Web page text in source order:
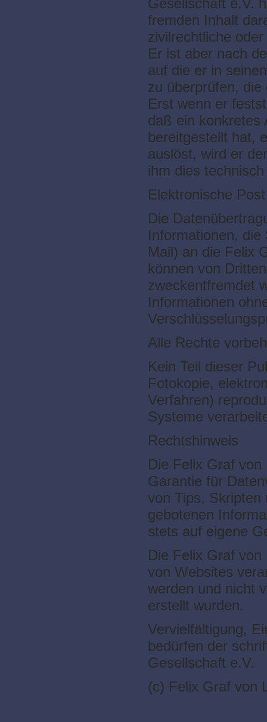
Gesellschaft e.V.
fremden Inhalt
zivilrechtliche
Er ist aber nach
auf die er in
zu überprüfen,
Erst wenn er
daß ein konkretes
bereitgestellt hat,
auslöst, wird er
ihm dies
Elektronische
Die
Informationen,
Mail) an die Felix
können von
zweckentfremdet
Informationen
Alle Rechte
Kein Teil dieser
Fotokopie,
Verfahren)
Systeme
Rechtshinweis
Die Felix Graf
Garantie für
von Tips, Skripten
gebotenen
stets auf eigene
Die Felix Graf
von Websites
werden und nicht
erstellt wurden.
Vervielfältigung,
bedürfen der
Gesellschaft e.V.
(c) Felix Graf von